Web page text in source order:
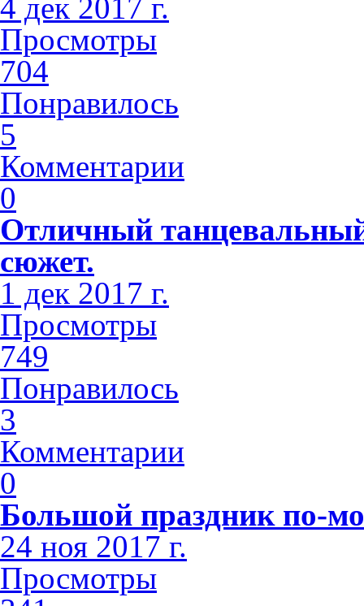
4 дек 2017 г.
Просмотры
704
Понравилось
5
Комментарии
0
Отличный
сюжет.
1 дек 2017 г.
Просмотры
749
Понравилось
3
Комментарии
0
Большой праздник по-
24 ноя 2017 г.
Просмотры